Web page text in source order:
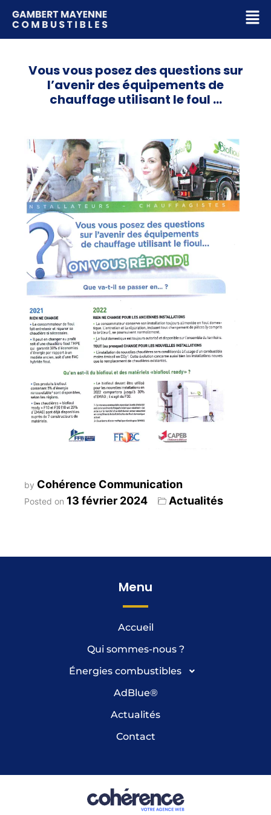
Vous vous posez des questions sur
l’avenir des équipements de
chauffage utilisant le foul …
by Cohérence Communication
Posted on 13 février 2024 Actualités
Menu
Accueil
Qui sommes-nous ?
Énergies combustibles
AdBlue®
Actualités
Contact